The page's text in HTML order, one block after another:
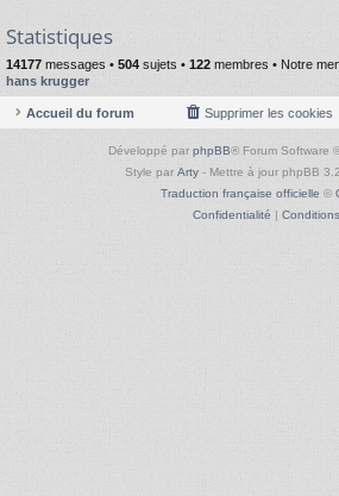
Statistiques
14177 messages • 504 sujets • 122 membres • Notre
hans krugger
Accueil du forum Supprimer les cookies
Développé par phpBB® Forum Software
Style par Arty- Mettre à jour phpBB
Traduction française officielle ©
Confidentialité | Conditions